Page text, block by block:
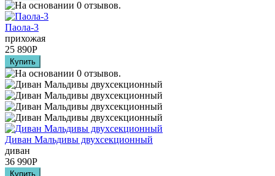
Паола-3
прихожая
25 890Р
Диван Мальдивы двухсекционный
диван
36 990Р